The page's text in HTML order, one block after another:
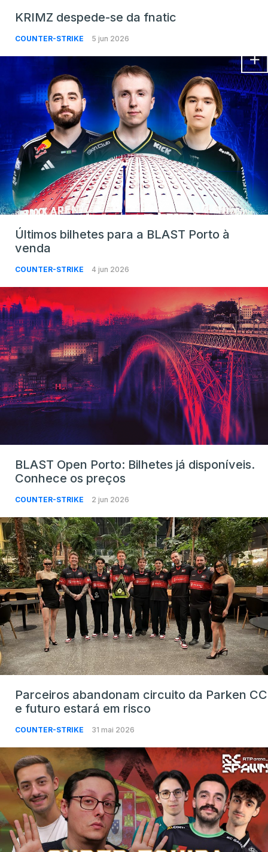
KRIMZ despede-se da fnatic
COUNTER-STRIKE 5 jun 2026
Últimos bilhetes para a BLAST Porto à
venda
COUNTER-STRIKE 4 jun 2026
BLAST Open Porto: Bilhetes já disponíveis.
Conhece os preços
COUNTER-STRIKE 2 jun 2026
Parceiros abandonam circuito da Parken CC
e futuro estará em risco
COUNTER-STRIKE 31 mai 2026